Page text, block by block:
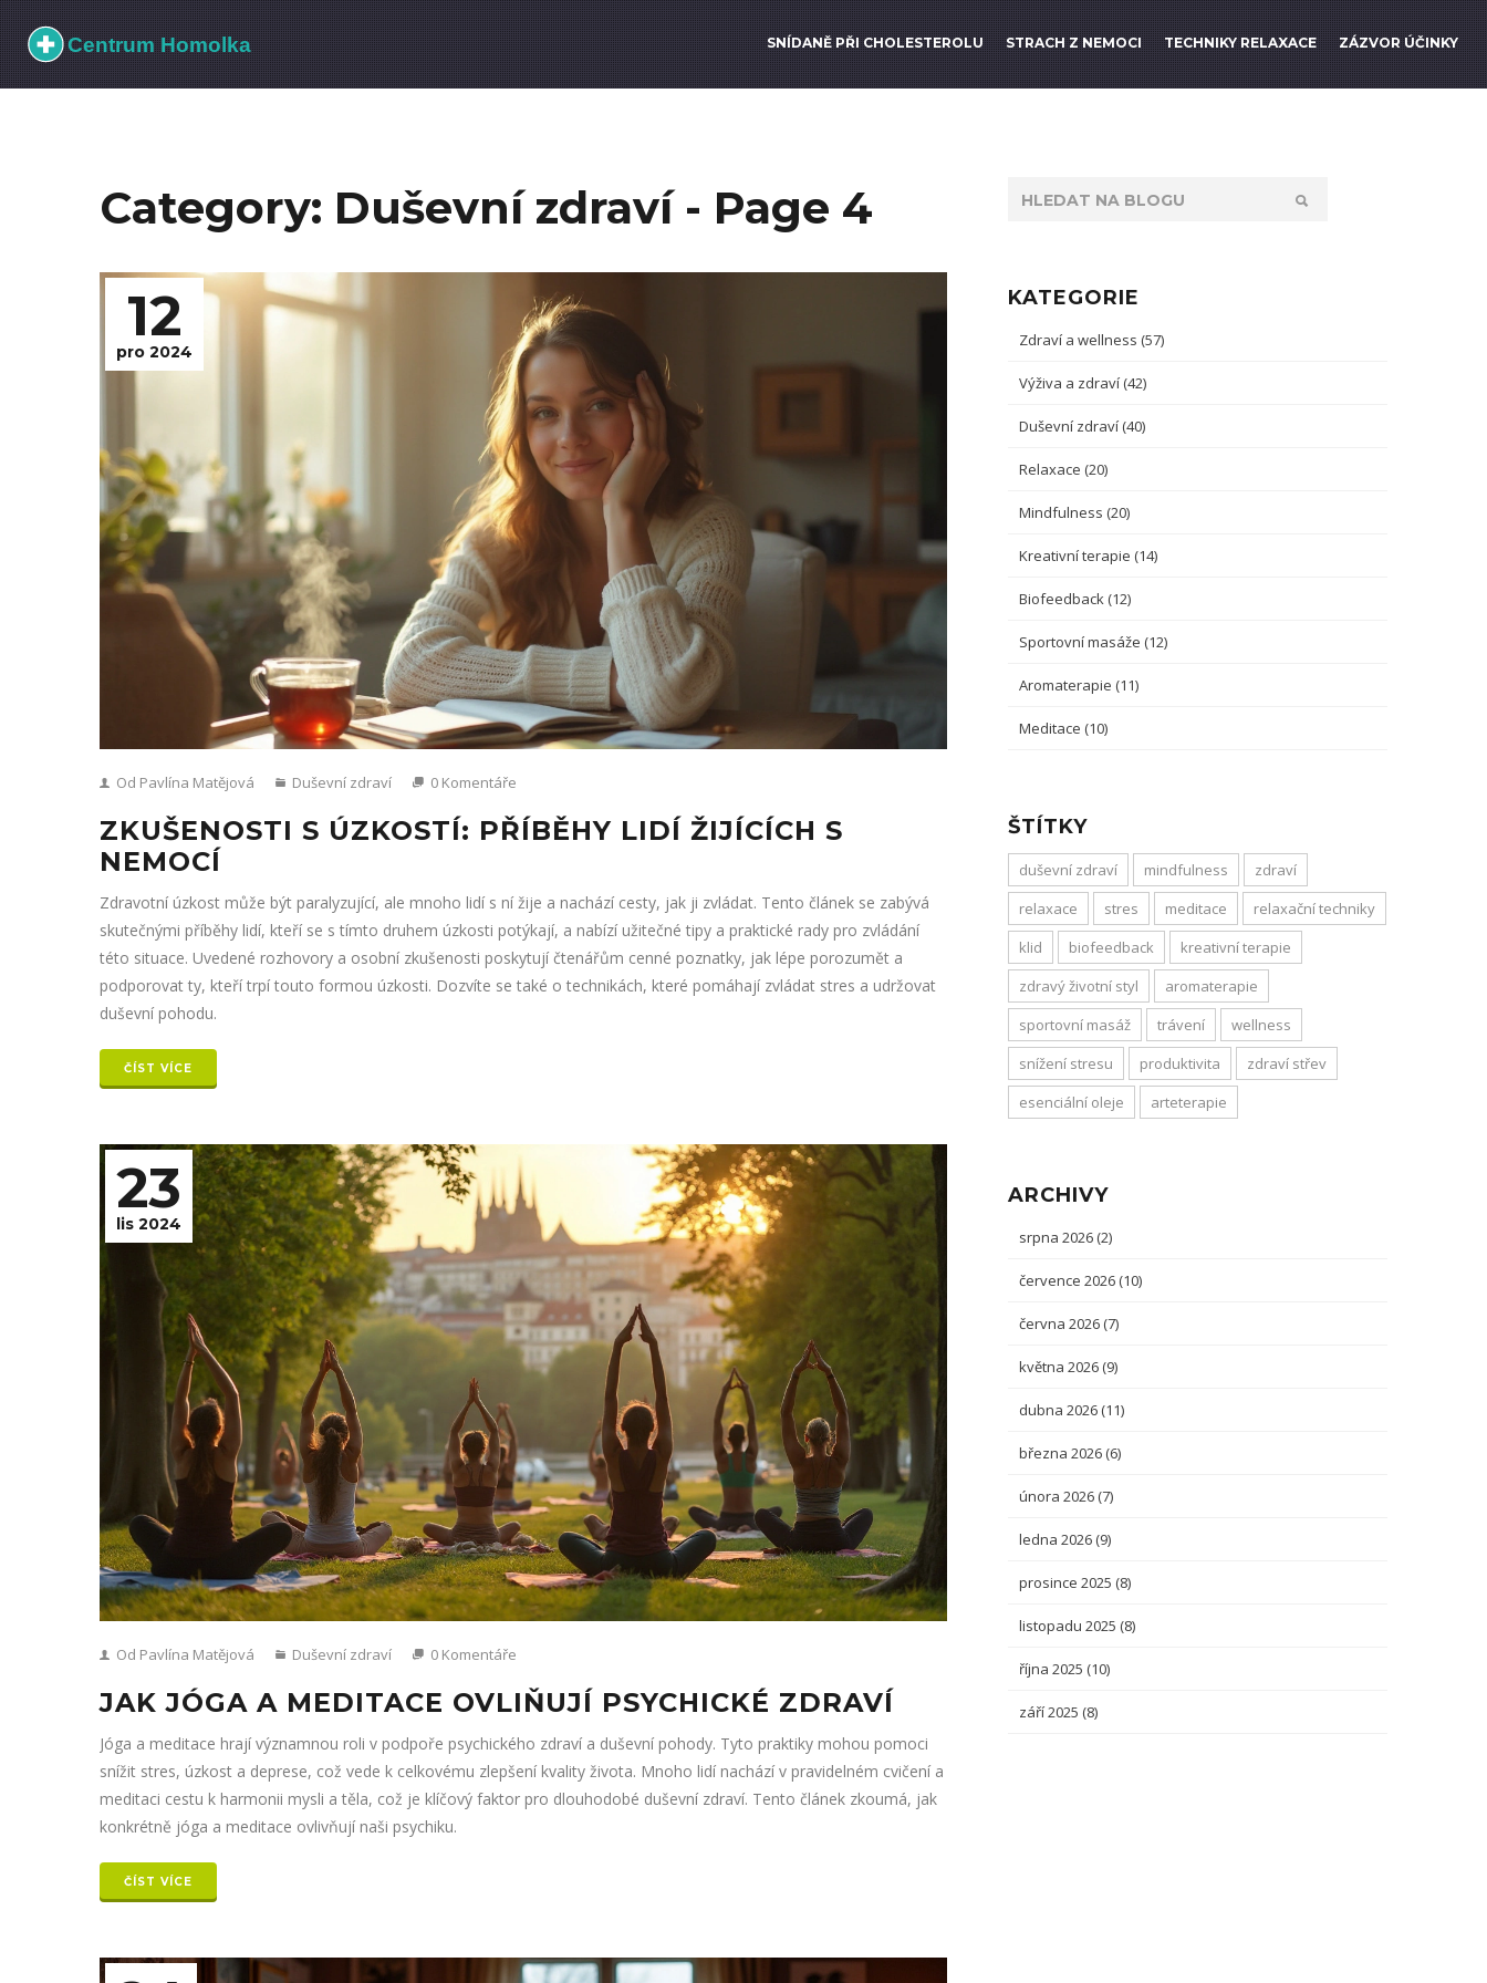
SNÍDANĚ PŘI CHOLESTEROLU STRACH Z NEMOCI TECHNIKY RELAXACE ZÁZVOR ÚČINKY
Category: Duševní zdraví - Page 4
12
pro 2024
Od Pavlína Matějová Duševní zdraví 0 Komentáře
ZKUŠENOSTI S ÚZKOSTÍ: PŘÍBĚHY LIDÍ ŽIJÍCÍCH S
NEMOCÍ
Zdravotní úzkost může být paralyzující, ale mnoho lidí s ní žije a nachází cesty, jak ji zvládat. Tento článek se zabývá
skutečnými příběhy lidí, kteří se s tímto druhem úzkosti potýkají, a nabízí užitečné tipy a praktické rady pro zvládání
této situace. Uvedené rozhovory a osobní zkušenosti poskytují čtenářům cenné poznatky, jak lépe porozumět a
podporovat ty, kteří trpí touto formou úzkosti. Dozvíte se také o technikách, které pomáhají zvládat stres a udržovat
duševní pohodu.
ČÍST VÍCE
23
lis 2024
Od Pavlína Matějová Duševní zdraví 0 Komentáře
JAK JÓGA A MEDITACE OVLIŇUJÍ PSYCHICKÉ ZDRAVÍ
Jóga a meditace hrají významnou roli v podpoře psychického zdraví a duševní pohody. Tyto praktiky mohou pomoci
snížit stres, úzkost a deprese, což vede k celkovému zlepšení kvality života. Mnoho lidí nachází v pravidelném cvičení a
meditaci cestu k harmonii mysli a těla, což je klíčový faktor pro dlouhodobé duševní zdraví. Tento článek zkoumá, jak
konkrétně jóga a meditace ovlivňují naši psychiku.
ČÍST VÍCE
KATEGORIE
Zdraví a wellness (57)
Výživa a zdraví (42)
Duševní zdraví (40)
Relaxace (20)
Mindfulness (20)
Kreativní terapie (14)
Biofeedback (12)
Sportovní masáže (12)
Aromaterapie (11)
Meditace (10)
ŠTÍTKY
duševní zdraví mindfulness
zdraví
relaxace
stres meditace
relaxační techniky
klid
biofeedback
kreativní terapie
zdravý životní styl
aromaterapie
sportovní masáž
trávení
wellness
snížení stresu
produktivita
zdraví střev
esenciální oleje
arteterapie
ARCHIVY
srpna 2026 (2)
července 2026 (10)
června 2026 (7)
května 2026 (9)
dubna 2026 (11)
března 2026 (6)
února 2026 (7)
ledna 2026 (9)
prosince 2025 (8)
listopadu 2025 (8)
října 2025 (10)
září 2025 (8)